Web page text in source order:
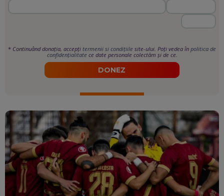
* Continuând donația, accepți termenii si condițiile site-ului. Poți vedea în politica de
confidențialitate ce date personale colectăm și de ce.
DONEZ